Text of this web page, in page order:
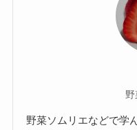
野菜ソムリエなどで学